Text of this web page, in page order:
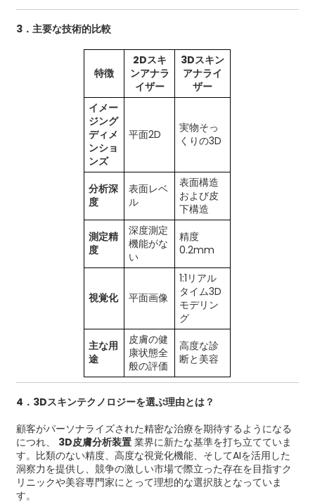
3．主要な技術的比較
特徴
2Dスキ
ンアナラ
イザー
3Dスキン
アナライ
ザー
イメー
ジング
ディメ
ンショ
ンズ
平面2D
実物そっ
くりの3D
分析深
度
表面レベ
ル
表面構造
および皮
下構造
測定精
度
深度測定
機能がな
い
精度
0.2mm
視覚化 平面画像
1:1リアル
タイム3D
モデリン
グ
主な用
途
皮膚の健
康状態全
般の評価
高度な診
断と美容
4．3Dスキンテクノロジーを選ぶ理由とは？
顧客がパーソナライズされた精密な治療を期待するようになる
につれ、 3D皮膚分析装置業界に新たな基準を打ち立てていま
す。比類のない精度、高度な視覚化機能、そしてAIを活用した
洞察力を提供し、競争の激しい市場で際立った存在を目指すク
リニックや美容専門家にとって理想的な選択肢となっていま
す。